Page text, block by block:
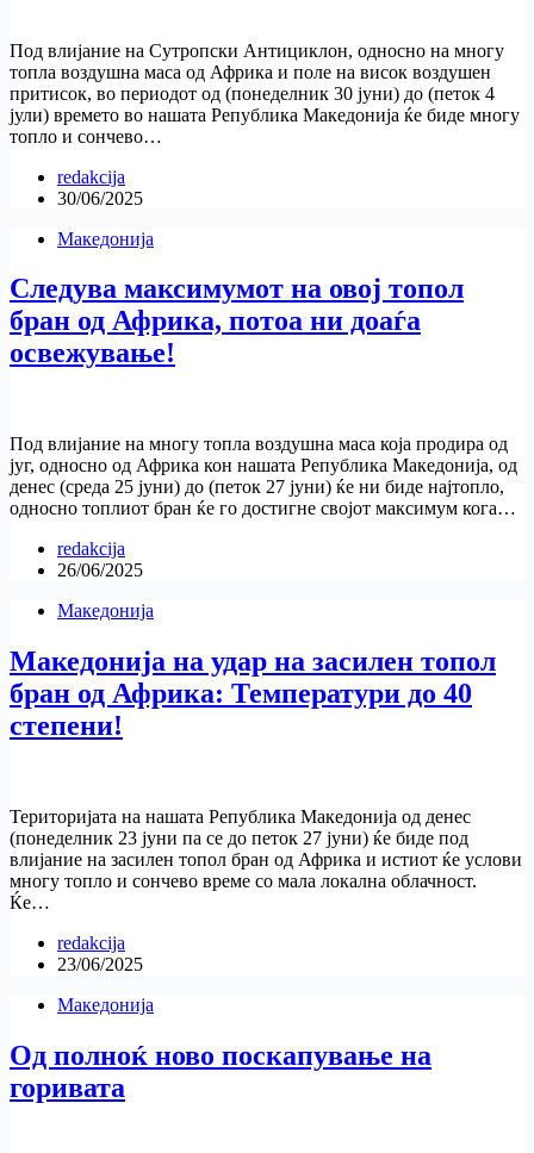
Под влијание на Сутропски Антициклон, односно на многу
топла воздушна маса од Африка и поле на висок воздушен
притисок, во периодот од (понеделник 30 јуни) до (петок 4
јули) времето во нашата Република Македонија ќе биде многу
топло и сончево…
redakcija
30/06/2025
Македонија
Следува максимумот на овој топол
бран од Африка, потоа ни доаѓа
освежување!
Под влијание на многу топла воздушна маса која продира од
југ, односно од Африка кон нашата Република Македонија, од
денес (среда 25 јуни) до (петок 27 јуни) ќе ни биде најтопло,
односно топлиот бран ќе го достигне својот максимум кога…
redakcija
26/06/2025
Македонија
Македонија на удар на засилен топол
бран од Африка: Температури до 40
степени!
Територијата на нашата Република Македонија од денес
(понеделник 23 јуни па се до петок 27 јуни) ќе биде под
влијание на засилен топол бран од Африка и истиот ќе услови
многу топло и сончево време со мала локална облачност.
Ќе…
redakcija
23/06/2025
Македонија
Од полноќ ново поскапување на
горивата